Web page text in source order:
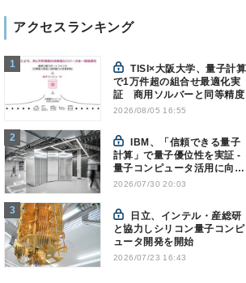
アクセスランキング
TISI×大阪大学、量子計算
で1万件超の組合せ最適化実
証 商用ソルバーと同等精度
2026/08/05 16:55
計算」で量子優位性を実証 -
量子コンピュータ活用に向け
た新たな節目に
2026/07/30 20:03
と協力しシリコン量子コンピ
ュータ開発を開始
2026/07/23 16:43